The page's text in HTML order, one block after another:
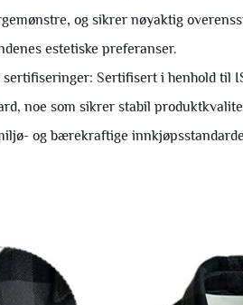
og sikrer nøyaktig
estetiske preferanser.
Sertifisert i henhold til
noe som sikrer stabil
og bærekraftige